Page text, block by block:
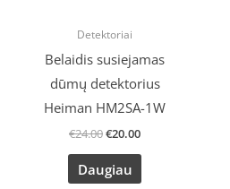
Detektoriai
Belaidis susiejamas
dūmų detektorius
Heiman HM2SA-1W
€24.00€20.00
Daugiau